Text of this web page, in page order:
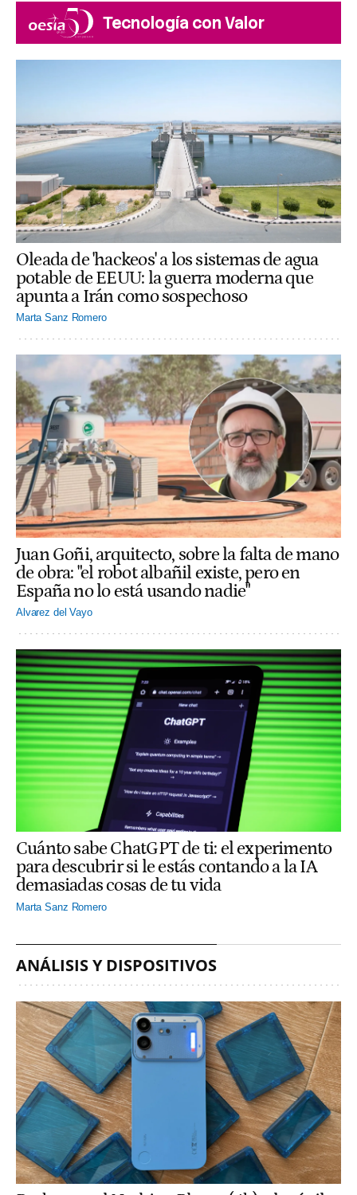
Tecnología con Valor
Oleada de 'hackeos' a los sistemas de agua
potable de EEUU: la guerra moderna que
apunta a Irán como sospechoso
Marta Sanz Romero
Juan Goñi, arquitecto, sobre la falta de mano
de obra: "el robot albañil existe, pero en
España no lo está usando nadie"
Alvarez del Vayo
Cuánto sabe ChatGPT de ti: el experimento
para descubrir si le estás contando a la IA
demasiadas cosas de tu vida
Marta Sanz Romero
ANÁLISIS Y DISPOSITIVOS